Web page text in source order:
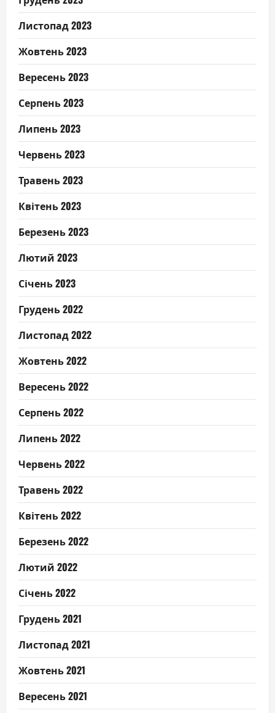
Листопад 2023
Жовтень 2023
Вересень 2023
Серпень 2023
Липень 2023
Червень 2023
Травень 2023
Квітень 2023
Березень 2023
Лютий 2023
Січень 2023
Грудень 2022
Листопад 2022
Жовтень 2022
Вересень 2022
Серпень 2022
Липень 2022
Червень 2022
Травень 2022
Квітень 2022
Березень 2022
Лютий 2022
Січень 2022
Грудень 2021
Листопад 2021
Жовтень 2021
Вересень 2021